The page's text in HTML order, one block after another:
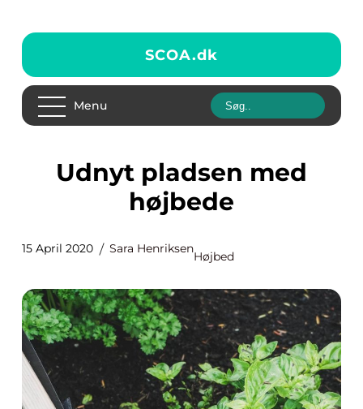
SCOA.dk
Menu
Udnyt pladsen med
højbede
15 April 2020 Sara Henriksen
Højbed